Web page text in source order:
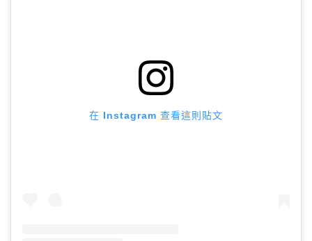
在 Instagram 查看這則貼文